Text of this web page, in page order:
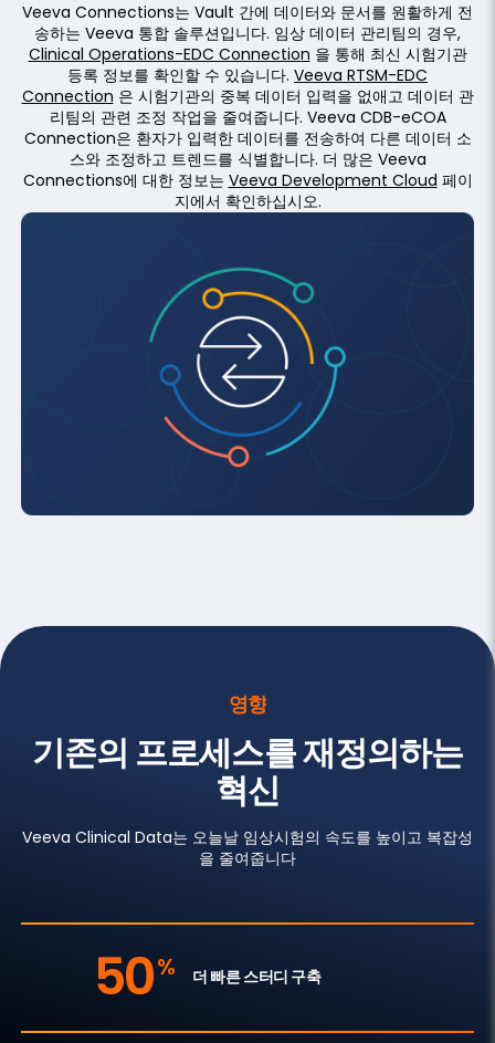
Veeva Connections는 Vault 간에 데이터와 문서를 원활하게 전
송하는 Veeva 통합 솔루션입니다. 임상 데이터 관리팀의 경우,
Clinical Operations-EDC Connection 을 통해 최신 시험기관
등록 정보를 확인할 수 있습니다. Veeva RTSM-EDC
Connection 은 시험기관의 중복 데이터 입력을 없애고 데이터 관
리팀의 관련 조정 작업을 줄여줍니다. Veeva CDB-eCOA
Connection은 환자가 입력한 데이터를 전송하여 다른 데이터 소
스와 조정하고 트렌드를 식별합니다. 더 많은 Veeva
Connections에 대한 정보는 Veeva Development Cloud 페이
지에서 확인하십시오.
영향
기존의 프로세스를 재정의하는
혁신
Veeva Clinical Data는 오늘날 임상시험의 속도를 높이고 복잡성
을 줄여줍니다
50% 더 빠른 스터디 구축